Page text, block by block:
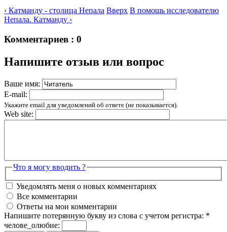
‹ Катманду - столица Непала Вверх В помощь исследователю
Непала. Катманду ›
Комментариев : 0
Напишите отзыв или вопрос
Ваше имя:
E-mail:
Укажите email для уведомлений об ответе (не показывается).
Web site:
Что я могу вводить ?
Уведомлять меня о новых комментариях
Все комментарии
Ответы на мои комментарии
Напишите потерянную букву из слова с учетом регистра: *
челове_олюбие: